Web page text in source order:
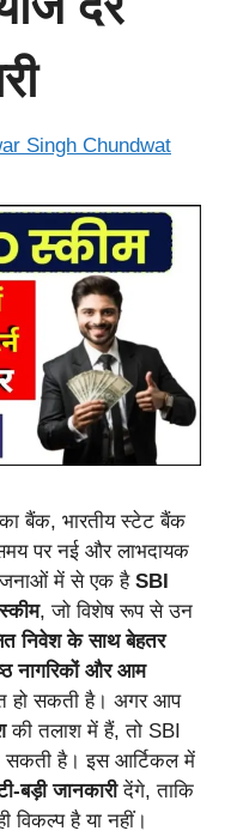
Singh Chundwat
का बैंक, भारतीय स्टेट बैंक
पर नई और लाभदायक
में से एक है SBI
, जो विशेष रूप से उन
निवेश के साथ बेहतर
नागरिकों और आम
हो सकती है। अगर आप
की तलाश में हैं, तो SBI
सकती है। इस आर्टिकल में
बड़ी जानकारीदेंगे, ताकि
है या नहीं।